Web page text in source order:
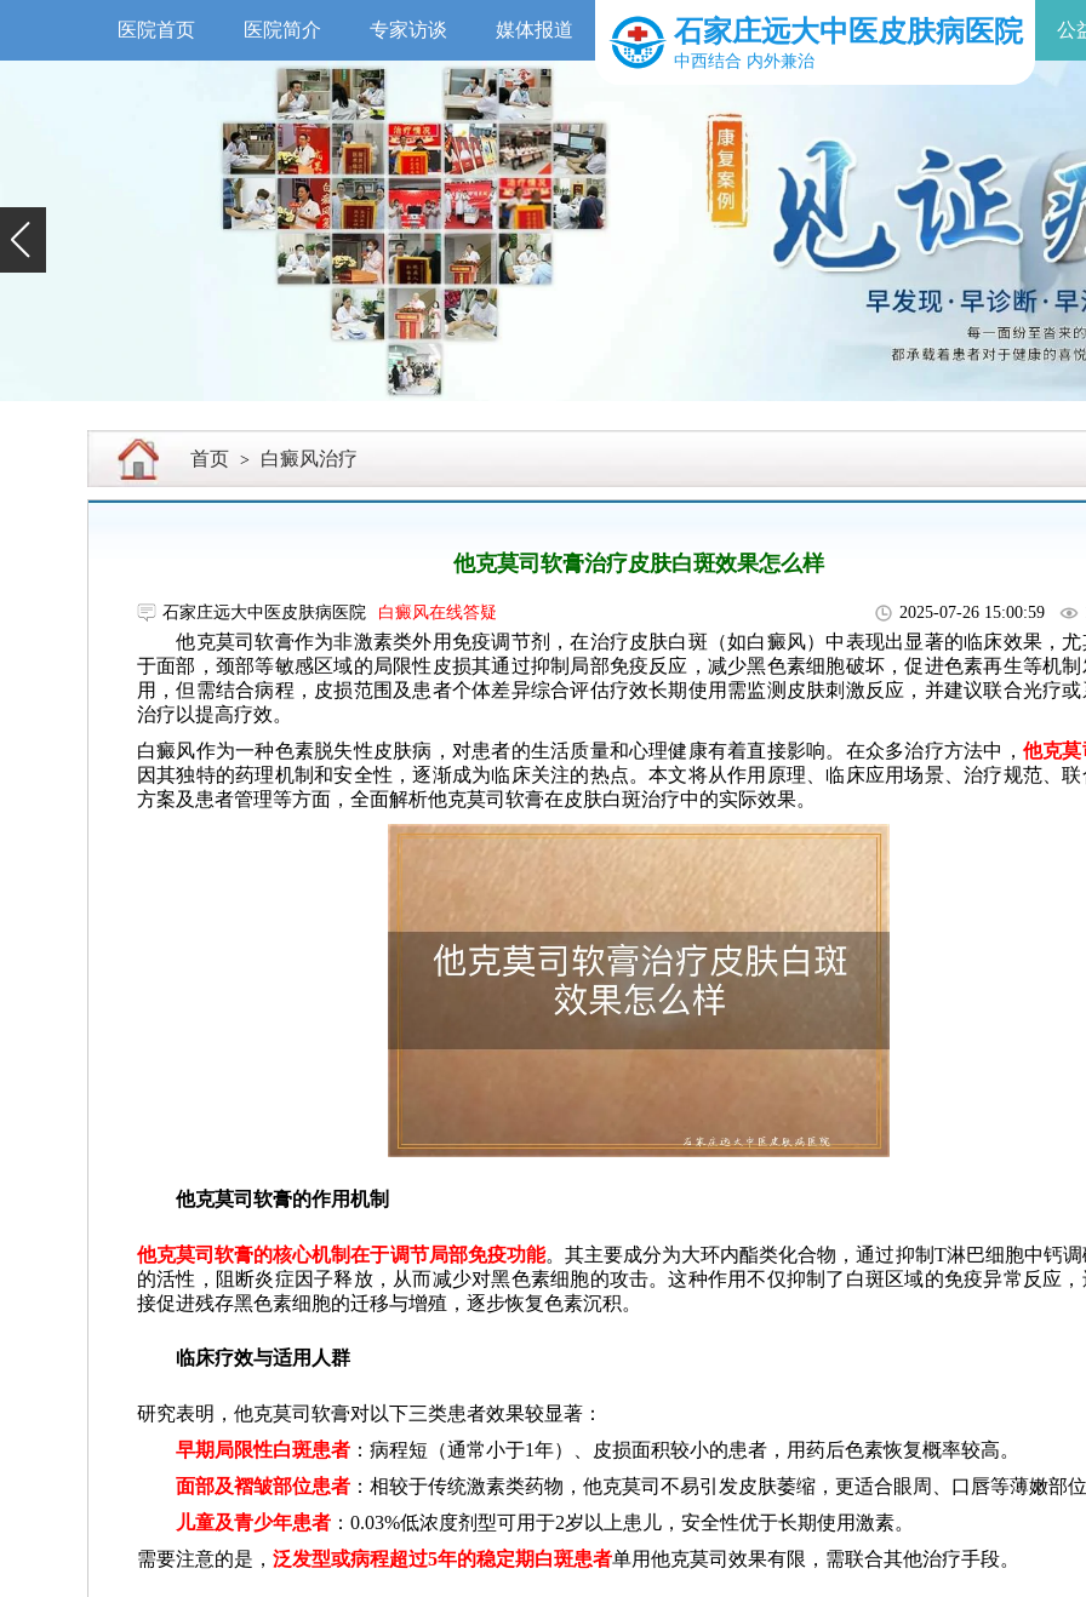
医院首页 医院简介 专家访谈 媒体报道 石家庄远大中医皮肤病医院
中西结合 内外兼治
公
首页 > 白癜风治疗
他克莫司软膏治疗皮肤白斑效果怎么样
石家庄远大中医皮肤病医院 白癜风在线答疑 2025-07-26 15:00:59
他克莫司软膏作为非激素类外用免疫调节剂，在治疗皮肤白斑（如白癜风）中表现出显著的临床效果，尤
于面部，颈部等敏感区域的局限性皮损其通过抑制局部免疫反应，减少黑色素细胞破坏，促进色素再生等机制
用，但需结合病程，皮损范围及患者个体差异综合评估疗效长期使用需监测皮肤刺激反应，并建议联合光疗或
治疗以提高疗效。
白癜风作为一种色素脱失性皮肤病，对患者的生活质量和心理健康有着直接影响。在众多治疗方法中， 他克
因其独特的药理机制和安全性，逐渐成为临床关注的热点。本文将从作用原理、临床应用场景、治疗规范、联
方案及患者管理等方面，全面解析他克莫司软膏在皮肤白斑治疗中的实际效果。
他克莫司软膏的作用机制
他克莫司软膏的核心机制在于调节局部免疫功能。其主要成分为大环内酯类化合物，通过抑制T淋巴细胞中钙
的活性，阻断炎症因子释放，从而减少对黑色素细胞的攻击。这种作用不仅抑制了白斑区域的免疫异常反应，
接促进残存黑色素细胞的迁移与增殖，逐步恢复色素沉积。
临床疗效与适用人群
研究表明，他克莫司软膏对以下三类患者效果较显著：
早期局限性白斑患者 ：病程短（通常小于1年）、皮损面积较小的患者，用药后色素恢复概率较高。
面部及褶皱部位患者 ：相较于传统激素类药物，他克莫司不易引发皮肤萎缩，更适合眼周、口唇等薄嫩部位
儿童及青少年患者 ：0.03%低浓度剂型可用于2岁以上患儿，安全性优于长期使用激素。
需要注意的是， 泛发型或病程超过5年的稳定期白斑患者单用他克莫司效果有限，需联合其他治疗手段。